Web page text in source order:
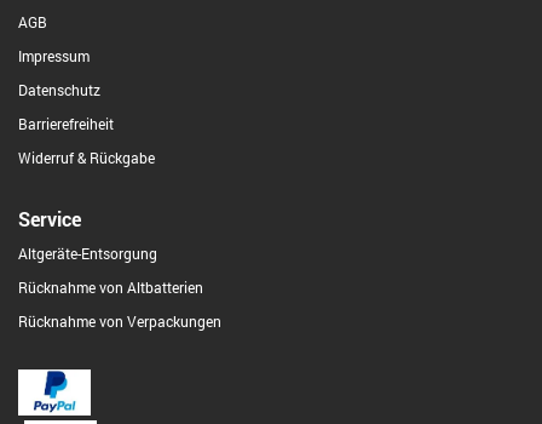
AGB
Impressum
Datenschutz
Barrierefreiheit
Widerruf & Rückgabe
Service
Altgeräte-Entsorgung
Rücknahme von Altbatterien
Rücknahme von Verpackungen